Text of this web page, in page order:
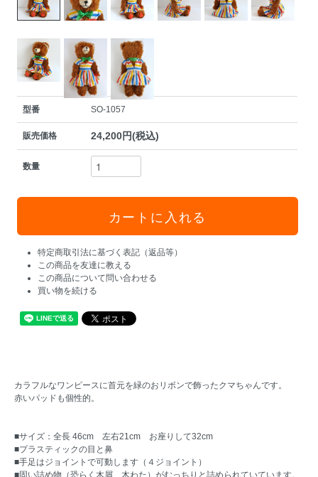
型番 SO-1057
販売価格 24,200円(税込)
数量
特定商取引法に基づく表記（返品等）
この商品を友達に教える
この商品について問い合わせる
買い物を続ける
カラフルなワンピースに首元を緑のおリボンで飾ったクマちゃんです。
赤いパッドも個性的。
■サイズ：全長 46cm 左右21cm お座りして32cm
■プラスティックの目と鼻
■手足はジョイントで可動します（４ジョイント）
■固い詰め物（恐らく木屑、木わた）がむっちりと詰められていています。